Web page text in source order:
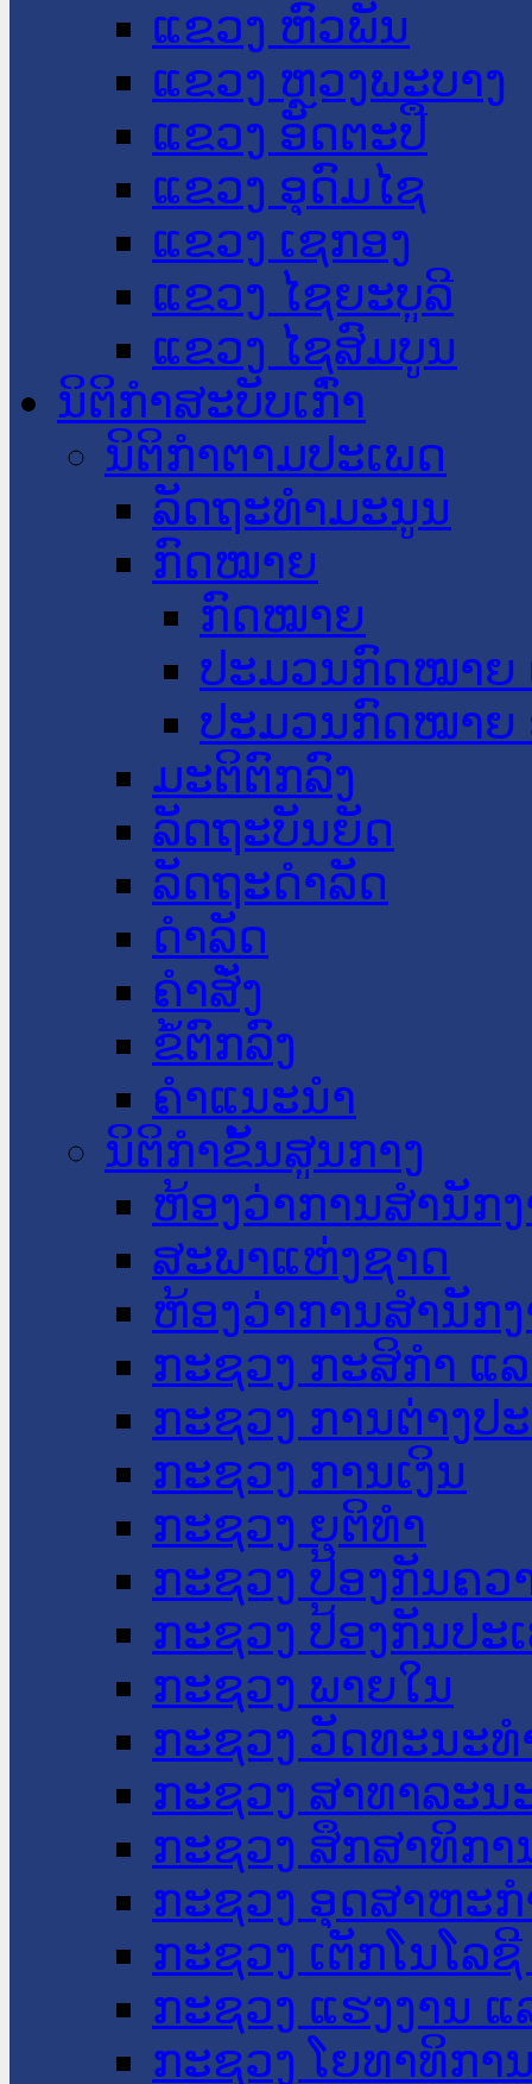
ແຂວງ ຫົວພັນ
ແຂວງ ຫຼວງພະບາງ
ແຂວງ ອັດຕະປື
ແຂວງ ອຸດົມໄຊ
ແຂວງ ເຊກອງ
ແຂວງ ໄຊຍະບູລີ
ແຂວງ ໄຊສົມບູນ
ນິຕິກໍາສະບັບເກົ່າ
ນິຕິກຳຕາມປະເພດ
ລັດຖະທໍາມະນູນ
ກົດໝາຍ
ກົດໝາຍ
ປະມວນກົດໝາຍ
ປະມວນກົດໝາຍ
ມະຕິຕົກລົງ
ລັດຖະບັນຍັດ
ລັດຖະດໍາລັດ
ດໍາລັດ
ຄໍາສັ່ງ
ຂໍ້ຕົກລົງ
ຄໍາແນະນໍາ
ນິຕິກໍາຂັ້ນສູນກາງ
ຫ້ອງວ່າການສໍານັກ
ສະພາແຫ່ງຊາດ
ຫ້ອງວ່າການສຳນັກ
ກະຊວງ ກະສິກຳ ແ
ກະຊວງ ການຕ່າງປ
ກະຊວງ ການເງິນ
ກະຊວງ ຍຸຕິທໍາ
ກະຊວງ ປ້ອງກັນຄວ
ກະຊວງ ປ້ອງກັນປະ
ກະຊວງ ພາຍໃນ
ກະຊວງ ວັດທະນະ
ກະຊວງ ສາທາລະນ
ກະຊວງ ສຶກສາທິກາ
ກະຊວງ ອຸດສາຫະ
ກະຊວງ ເຕັກໂນໂລ
ກະຊວງ ແຮງງານ
ກະຊວງ ໂຍທາທິກາ